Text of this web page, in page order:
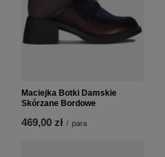
Maciejka Botki Damskie
Skórzane Bordowe
469,00 zł / para